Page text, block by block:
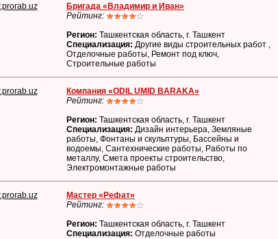
Бригада «Владимир и Иван»
Рейтинг:
Регион: Ташкентская область, г. Ташкент
Специализация: Другие виды строительных работ ,
Отделочные работы, Ремонт под ключ,
Строительные работы
Компания «ODIL UMID BARAKA»
Рейтинг:
Регион: Ташкентская область, г. Ташкент
Специализация: Дизайн интерьера, Земляные
работы, Фонтаны и скульптуры, Бассейны и
водоемы, Сантехнические работы, Работы по
металлу, Смета проекты строительство,
Электромонтажные работы
Мастер «Рефат»
Рейтинг:
Регион: Ташкентская область, г. Ташкент
Специализация: Отделочные работы